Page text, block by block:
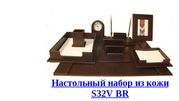
Настольный набор из кожи
S32V BR